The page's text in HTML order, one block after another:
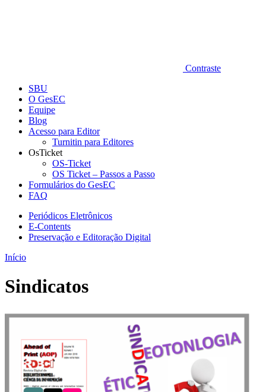
Contraste
SBU
O GesEC
Equipe
Blog
Acesso para Editor
Turnitin para Editores
OsTicket
OS-Ticket
OS Ticket – Passos a Passo
Formulários do GesEC
FAQ
Periódicos Eletrônicos
E-Contents
Preservação e Editoração Digital
Início
Sindicatos